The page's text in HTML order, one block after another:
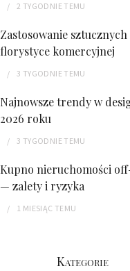
2 TYGODNIETEMU
Zastosowanie
florystyce komercyjnej
3 TYGODNIETEMU
Najnowsze trendy w
2026 roku
3 TYGODNIETEMU
Kupno nieruchomości
— zalety i ryzyka
1 MIESIĄC TEMU
Kategorie